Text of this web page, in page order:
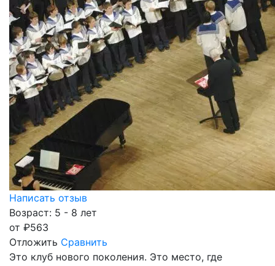
Написать отзыв
Возраст: 5 - 8 лет
от ₽563
Отложить Сравнить
Это клуб нового поколения. Это место, где